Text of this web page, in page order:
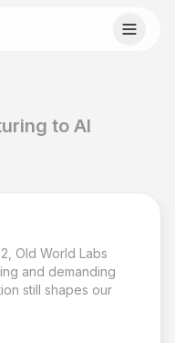
system, constraints,
to AI
Old World Labs
and demanding
still shapes our